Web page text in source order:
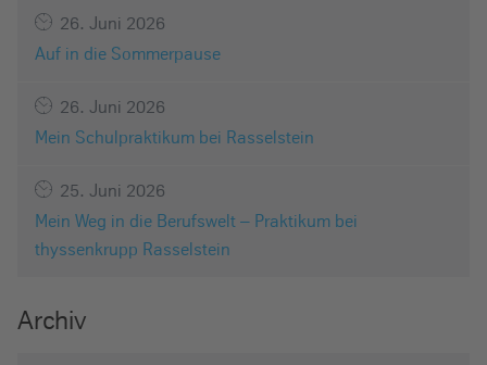
26. Juni 2026
Auf in die Sommerpause
26. Juni 2026
Mein Schulpraktikum bei Rasselstein
25. Juni 2026
Mein Weg in die Berufswelt – Praktikum bei
thyssenkrupp Rasselstein
Archiv